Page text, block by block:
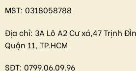
MST: 0318058788
Địa chỉ: 3A Lô A2 Cư xá,47 Trịnh
Quận 11, TP.HCM
SĐT: 0799.06.09.96